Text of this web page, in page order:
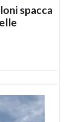
spacca